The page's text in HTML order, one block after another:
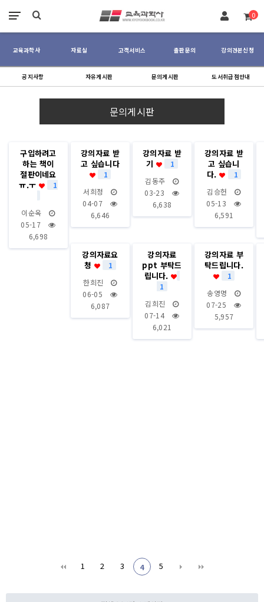
0
교육과학사 자료실 고객서비스 출판문의 강의견본신청
공지사항 자유게시판 문의게시판 도서취급점안내
문의게시판
구입하려고
하는 책이
절판이네요
ㅠ.ㅜ
1
이순옥
05-17
6,698
강의자료 받
고 싶습니다
1
서희정
04-07
6,646
강의자료 받
기
1
김동주
03-23
6,638
강의자료 받
고 싶습니
다.
1
김승헌
05-13
6,591
강의자료요
청
1
한희진
06-05
6,087
강의자료
ppt 부탁드
립니다.
1
김희진
07-14
6,021
강의자료 부
탁드립니다.
1
송영명
07-25
5,957
1 2 3 4 5